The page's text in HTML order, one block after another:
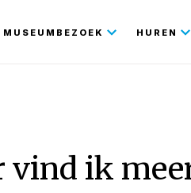
MUSEUMBEZOEK HUREN
vind ik